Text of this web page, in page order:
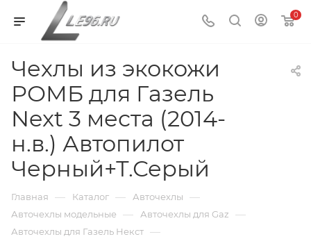
0
Чехлы из экокожи
РОМБ для Газель
Next 3 места (2014-
н.в.) Автопилот
Черный+Т.Серый
Главная — Каталог — Авточехлы —
Авточехлы модельные — Авточехлы для Gaz —
Авточехлы для Газель Некст —